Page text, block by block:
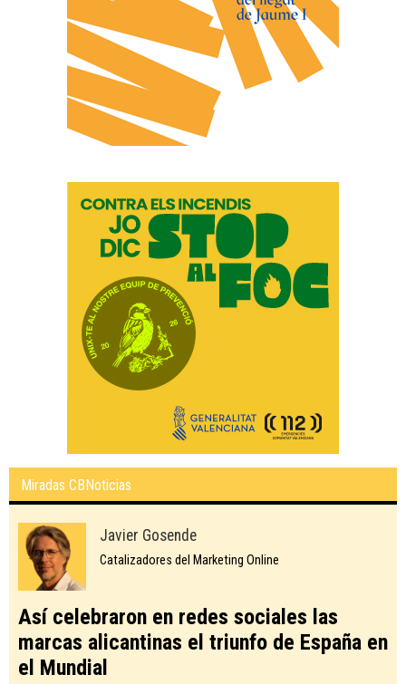
Miradas CBNoticias
Javier Gosende
Catalizadores del Marketing Online
Así celebraron en redes sociales las
marcas alicantinas el triunfo de España en
el Mundial